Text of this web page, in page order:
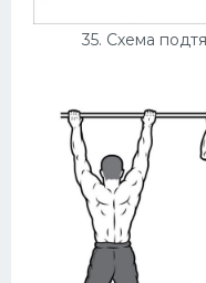
35. Схема